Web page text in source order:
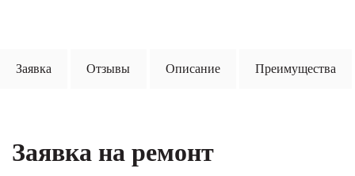
Заявка Отзывы Описание Преимущества
Заявка на ремонт